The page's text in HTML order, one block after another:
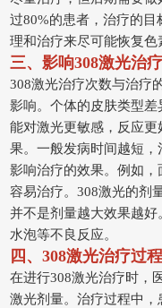
过80%的患者，治疗的
理和治疗来尽可能恢复色
三、影响308激光治
308激光治疗次数与治疗
影响。个体的皮肤类型
能对激光更敏感，反应
果。一般发病时间越短
影响治疗的效果。例如
容易治疗。308激光的剂
并不是剂量越大效果越好
水泡等不良反应。
四、308激光治疗过
在进行308激光治疗时，
激光剂量。治疗过程中